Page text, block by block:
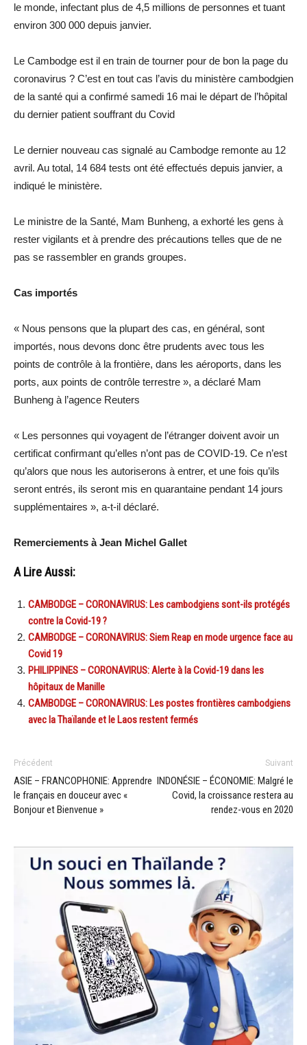
le monde, infectant plus de 4,5 millions de personnes et tuant
environ 300 000 depuis janvier.
Le Cambodge est il en train de tourner pour de bon la page du
coronavirus ? C’est en tout cas l’avis du ministère cambodgien
de la santé qui a confirmé samedi 16 mai le départ de l’hôpital
du dernier patient souffrant du Covid
Le dernier nouveau cas signalé au Cambodge remonte au 12
avril. Au total, 14 684 tests ont été effectués depuis janvier, a
indiqué le ministère.
Le ministre de la Santé, Mam Bunheng, a exhorté les gens à
rester vigilants et à prendre des précautions telles que de ne
pas se rassembler en grands groupes.
Cas importés
« Nous pensons que la plupart des cas, en général, sont
importés, nous devons donc être prudents avec tous les
points de contrôle à la frontière, dans les aéroports, dans les
ports, aux points de contrôle terrestre », a déclaré Mam
Bunheng à l’agence Reuters
« Les personnes qui voyagent de l’étranger doivent avoir un
certificat confirmant qu’elles n’ont pas de COVID-19. Ce n’est
qu’alors que nous les autoriserons à entrer, et une fois qu’ils
seront entrés, ils seront mis en quarantaine pendant 14 jours
supplémentaires », a-t-il déclaré.
Remerciements à Jean Michel Gallet
A Lire Aussi:
CAMBODGE – CORONAVIRUS: Les cambodgiens sont-ils protégés
contre la Covid-19 ?
CAMBODGE – CORONAVIRUS: Siem Reap en mode urgence face au
Covid 19
PHILIPPINES – CORONAVIRUS: Alerte à la Covid-19 dans les
hôpitaux de Manille
CAMBODGE – CORONAVIRUS: Les postes frontières cambodgiens
avec la Thaïlande et le Laos restent fermés
Précédent
ASIE – FRANCOPHONIE: Apprendre
le français en douceur avec «
Bonjour et Bienvenue »
Suivant
INDONÉSIE – ÉCONOMIE: Malgré le
Covid, la croissance restera au
rendez-vous en 2020